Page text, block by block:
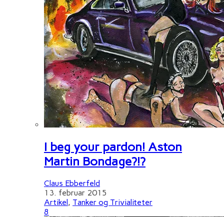
I beg your pardon! Aston
Martin Bondage?!?
Claus Ebberfeld
13. februar 2015
Artikel, Tanker og Trivialiteter
8